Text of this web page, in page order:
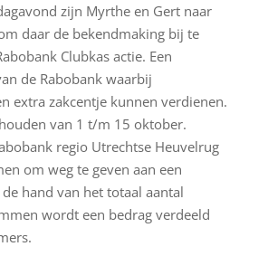
zijn Myrthe en Gert naar
daar de bekendmaking bij te
Clubkas actie. Een
de Rabobank waarbij
extra zakcentje kunnen verdienen.
van 1 t/m 15 oktober.
regio Utrechtse Heuvelrug
om weg te geven aan een
hand van het totaal aantal
wordt een bedrag verdeeld